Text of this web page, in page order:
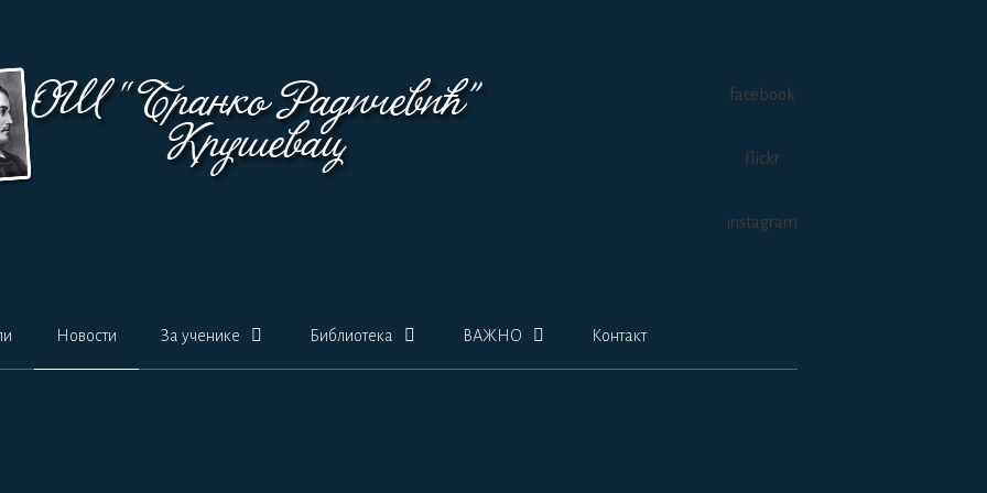
facebook
flickr
instagram
Новости За ученике Библиотека ВАЖНО Контакт